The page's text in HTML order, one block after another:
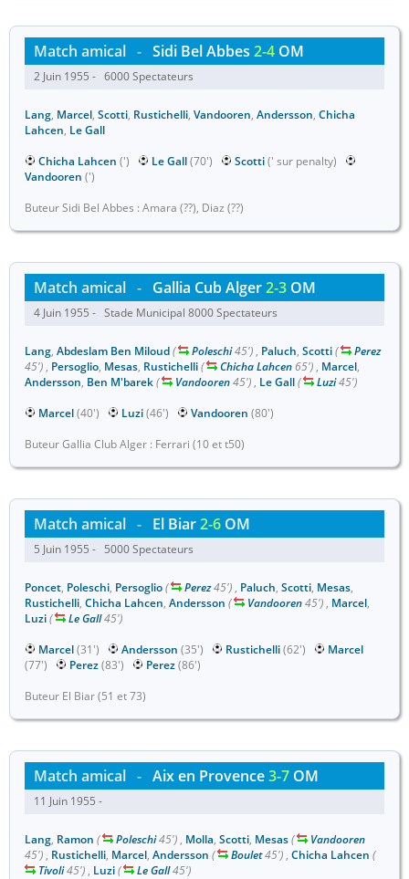
Match amical - Sidi Bel Abbes 2-4 OM
2 Juin 1955 - 6000 Spectateurs
Lang, Marcel, Scotti, Rustichelli, Vandooren, Andersson, Chicha
Lahcen, Le Gall
Chicha Lahcen (') Le Gall(70') Scotti(' sur penalty)
Vandooren (')
Buteur Sidi Bel Abbes : Amara (??), Diaz (??)
Match amical - Gallia Cub Alger2-3 OM
4 Juin 1955 - Stade Municipal 8000 Spectateurs
Lang, Abdeslam Ben Miloud( Poleschi45') , Paluch, Scotti(
Perez
45') , Persoglio, Mesas, Rustichelli( Chicha Lahcen65') , Marcel,
Andersson, Ben M'barek( Vandooren45') , Le Gall( Luzi45')
Marcel(40') Luzi(46') Vandooren (80')
Buteur Gallia Club Alger : Ferrari (10 et t50)
Match amical - El Biar2-6 OM
5 Juin 1955 - 5000 Spectateurs
Poncet, Poleschi, Persoglio( Perez45') , Paluch, Scotti, Mesas,
Rustichelli, Chicha Lahcen, Andersson ( Vandooren45') , Marcel,
Luzi( Le Gall45')
Marcel(31') Andersson (35') Rustichelli(62')
Marcel
(77')
Perez(83') Perez(86')
Buteur El Biar (51 et 73)
Match amical - Aix en Provence3-7 OM
11 Juin 1955 -
Lang, Ramon ( Poleschi45') , Molla, Scotti, Mesas(
Vandooren
45') , Rustichelli, Marcel, Andersson ( Boulet45') , Chicha Lahcen (
Tivoli45') , Luzi( Le Gall45')